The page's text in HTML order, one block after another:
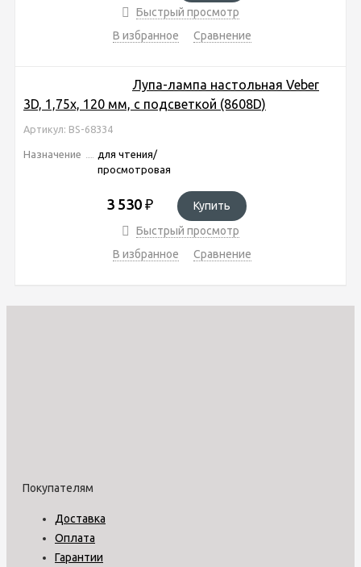
Быстрый просмотр
В избранное
Сравнение
Лупа-лампа настольная Veber
3D, 1,75x, 120 мм, с подсветкой (8608D)
Артикул: BS-68334
Назначение
для чтения/
просмотровая
3 530 ₽
Купить
Быстрый просмотр
В избранное
Сравнение
Покупателям
Доставка
Оплата
Гарантии